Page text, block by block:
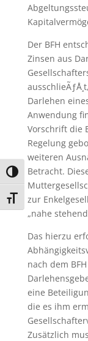
Umschalten auf
Schrift vergrößern
Der BFH
Zinsen aus
Darlehen
Anwendung
Vorschrift die
Regelung
weiteren
Betracht.
zur
„nahe
Das hierzu
nach dem
eine
die es ihm
Zusätzlich